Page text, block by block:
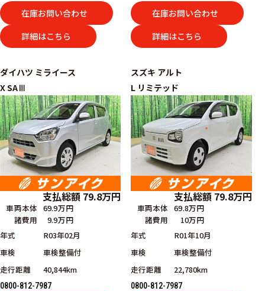
在庫お問い合わせ
詳細はこちら
在庫お問い合わせ
詳細はこちら
ダイハツ ミライース
X SAⅢ
支払総額 79.8万円
車両本体 69.9万円
諸費用
9.9万円
年式
R03年02月
車検
車検整備付
走行距離
40,844km
0800-812-7987
スズキ アルト
L リミテッド
支払総額 79.8万円
車両本体 69.8万円
諸費用
10万円
年式
R01年10月
車検
車検整備付
走行距離
22,780km
0800-812-7987